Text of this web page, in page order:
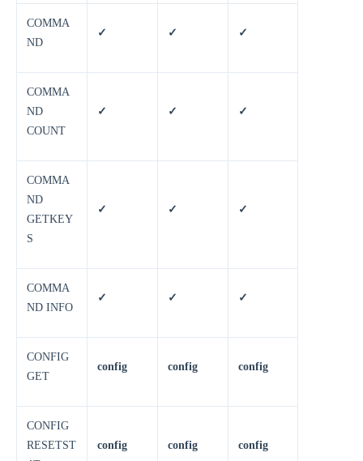
COMMA
ND
✓ ✓ ✓
COMMA
ND
COUNT
✓ ✓ ✓
COMMA
ND
GETKEY
S
✓ ✓ ✓
COMMA
ND INFO
✓ ✓ ✓
CONFIG
GET
config config config
CONFIG
RESETST
config config config